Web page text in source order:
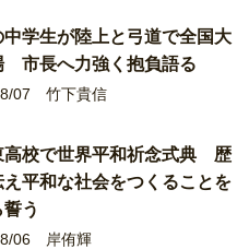
中学生が陸上と弓道で全国大
市長へ力強く抱負語る
07 竹下貴信
高校で世界平和祈念式典 歴
え平和な社会をつくることを
う
06 岸侑輝